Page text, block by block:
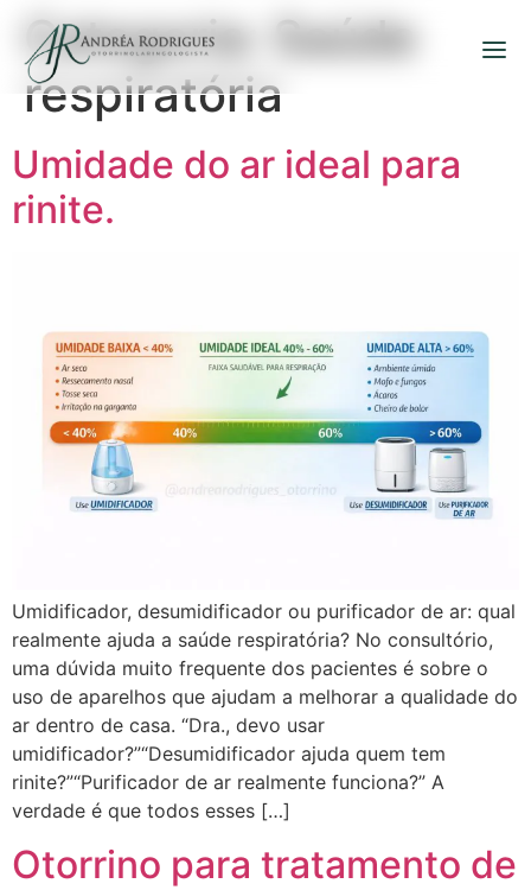
Categoria:
Saúde
respiratória
Umidade do ar ideal para
rinite.
Umidificador, desumidificador ou purificador de ar: qual
realmente ajuda a saúde respiratória? No consultório,
uma dúvida muito frequente dos pacientes é sobre o
uso de aparelhos que ajudam a melhorar a qualidade do
ar dentro de casa. “Dra., devo usar
umidificador?”“Desumidificador ajuda quem tem
rinite?”“Purificador de ar realmente funciona?” A
verdade é que todos esses […]
Otorrino para tratamento de